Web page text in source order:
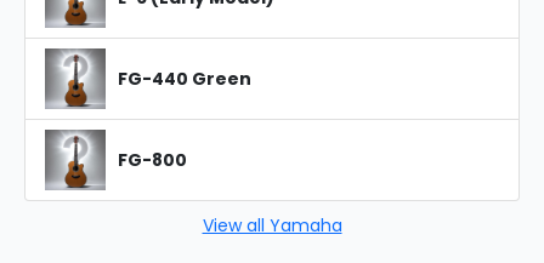
FG-440 Green
FG-800
View all Yamaha